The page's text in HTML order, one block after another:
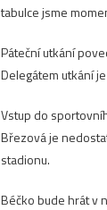
tabulce jsme
Páteční utkání
Delegátem utkání
Vstup do
Březová je
stadionu.
Béčko bude hrát v